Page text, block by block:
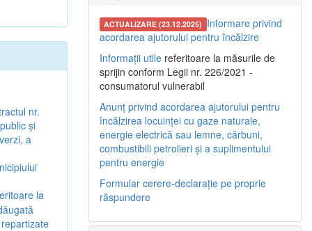
nr.
și
a
la
ACTUALIZARE (23.12.2025) Informare privind
acordarea ajutorului pentru încălzire
Informații utile referitoare la măsurile de
sprijin conform Legii nr. 226/2021 -
consumatorul vulnerabil
Anunț privind acordarea ajutorului pentru
încălzirea locuinței cu gaze naturale,
energie electrică sau lemne, cărbuni,
combustibili petrolieri și a suplimentului
pentru energie
Formular cerere-declarație pe proprie
răspundere